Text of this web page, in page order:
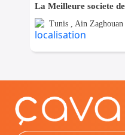
Tunis , Ain Zaghouan